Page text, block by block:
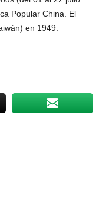
Popular China. El
en 1949.